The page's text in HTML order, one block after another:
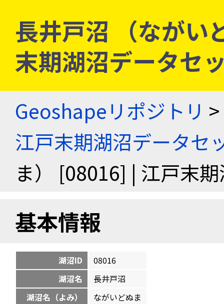
長井戸沼 （なが
末期湖沼データセ
Geoshapeリポジトリ >
江戸末期湖沼データセ
ま） [08016] | 江戸末
基本情報
湖沼ID
08016
湖沼名
長井戸沼
湖沼名（よみ）
ながいどぬま